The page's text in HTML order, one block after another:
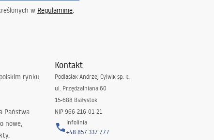
w Regulaminie.
rynku
Państwa
nowe,
Kontakt
Podlasiak Andrzej Cylwik sp. k.
ul. Przędzalniana 60
15-688 Białystok
NIP 966-216-01-21
Infolinia
+48 857 337 777